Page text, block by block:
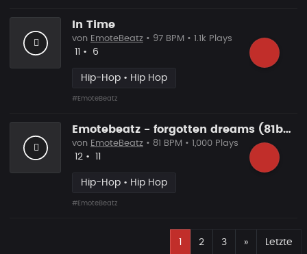
In Time
von EmoteBeatz • 97 BPM • 1.1k Plays
Likes
• Vorgeschlagen
6
Hip-Hop • Hip Hop
#EmoteBeatz
Emotebeatz - forgotten dreams (81bpm)
von EmoteBeatz • 81 BPM • 1,000 Plays
Likes
12 • Vorgeschlagen
Hip-Hop • Hip Hop
#EmoteBeatz
2 3 »Nächste
Letzte